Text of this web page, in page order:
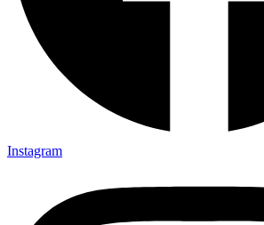
Instagram